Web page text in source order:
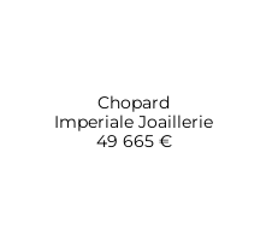
Chopard
Imperiale Joaillerie
49 665 €